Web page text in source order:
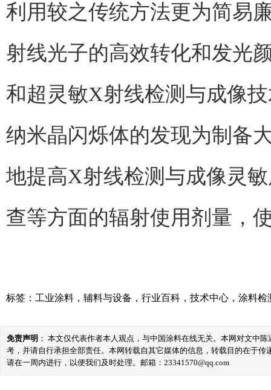
利用较之传统方法更为简易
射线光子的高效转化和发光
和超灵敏X射线检测与成像
纳米晶闪烁体的发现为制备
地提高X射线检测与成像灵
查等方面的辐射使用剂量，
标签： 工业涂料 ， 辅料与设备 ， 行业百科 ， 技术中心 ， 涂料检
免责声明 ： 本文仅代表作者本人观点，与中国涂料在线无关。本网对文中
考，并请自行承担全部责任。本网转载自其它媒体的信息，转载目的在于
请在一周内进行，以便我们及时处理。邮箱：23341570@qq.com